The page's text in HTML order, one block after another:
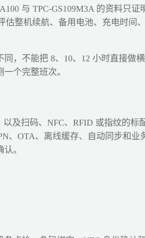
与 TPC-GS109M3A 的资料只证
估整机续航、备用电池、充电时间
，不能把 8、10、12 小时直接做
个完整班次。
及扫码、NFC、RFID 或指纹的标
、OTA、离线缓存、自动同步和业
。